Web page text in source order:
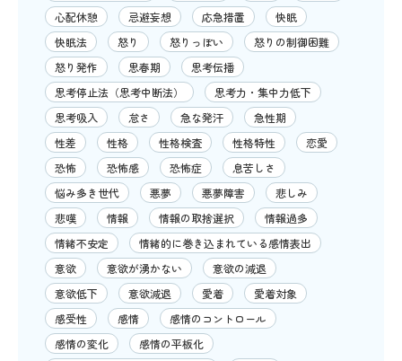
心配休憩
忌避妄想 応急措置
快眠
快眠法
怒り 怒りっぽい
怒りの制御困難
怒り発作
思春期
思考伝播
思考停止法（思考中断法）
思考力・集中力低下
思考吸入
怠さ 急な発汗
急性期
性差
性格 性格検査 性格特性
恋愛
恐怖
恐怖感 恐怖症
息苦しさ
悩み多き世代
悪夢 悪夢障害
悲しみ
悲嘆
情報 情報の取捨選択
情報過多
情緒不安定
情緒的に巻き込まれている感情表出
意欲
意欲が湧かない
意欲の減退
意欲低下
意欲減退 愛着
愛着対象
感受性
感情
感情のコントロール
感情の変化
感情の平板化